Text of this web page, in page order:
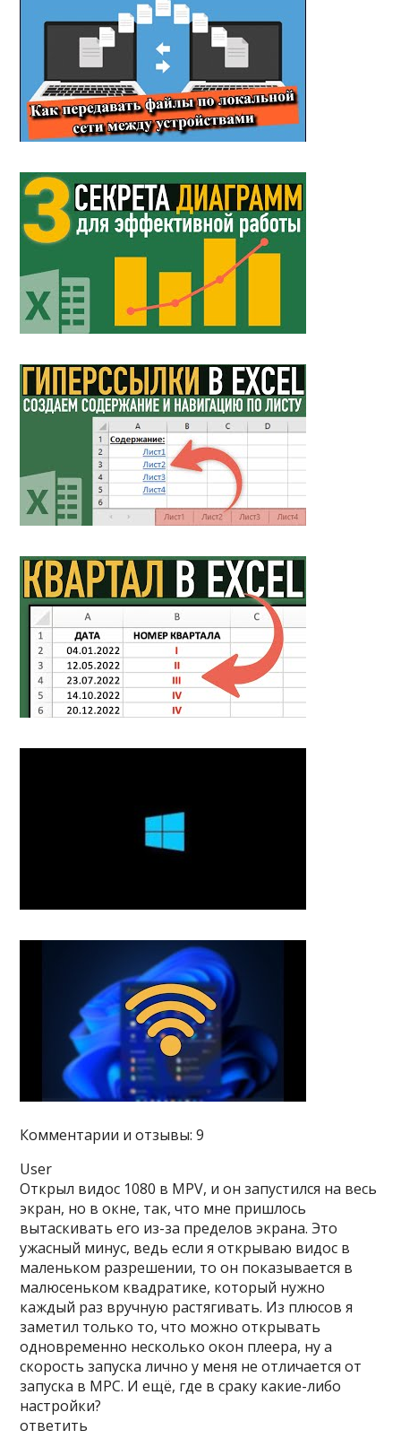
Комментарии и отзывы: 9
User
Открыл видос 1080 в MPV, и он запустился на весь
экран, но в окне, так, что мне пришлось
вытаскивать его из-за пределов экрана. Это
ужасный минус, ведь если я открываю видос в
маленьком разрешении, то он показывается в
малюсеньком квадратике, который нужно
каждый раз вручную растягивать. Из плюсов я
заметил только то, что можно открывать
одновременно несколько окон плеера, ну а
скорость запуска лично у меня не отличается от
запуска в MPC. И ещё, где в сраку какие-либо
настройки?
ответить